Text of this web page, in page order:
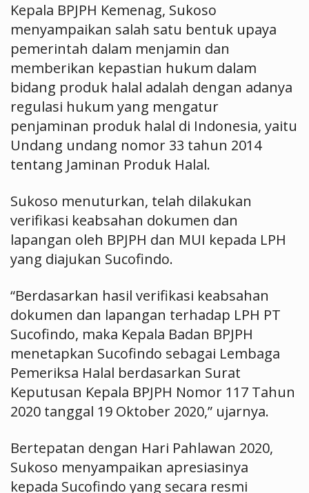
Kepala BPJPH Kemenag, Sukoso
menyampaikan salah satu bentuk upaya
pemerintah dalam menjamin dan
memberikan kepastian hukum dalam
bidang produk halal adalah dengan adanya
regulasi hukum yang mengatur
penjaminan produk halal di Indonesia, yaitu
Undang undang nomor 33 tahun 2014
tentang Jaminan Produk Halal.
Sukoso menuturkan, telah dilakukan
verifikasi keabsahan dokumen dan
lapangan oleh BPJPH dan MUI kepada LPH
yang diajukan Sucofindo.
“Berdasarkan hasil verifikasi keabsahan
dokumen dan lapangan terhadap LPH PT
Sucofindo, maka Kepala Badan BPJPH
menetapkan Sucofindo sebagai Lembaga
Pemeriksa Halal berdasarkan Surat
Keputusan Kepala BPJPH Nomor 117 Tahun
2020 tanggal 19 Oktober 2020,” ujarnya.
Bertepatan dengan Hari Pahlawan 2020,
Sukoso menyampaikan apresiasinya
kepada Sucofindo yang secara resmi